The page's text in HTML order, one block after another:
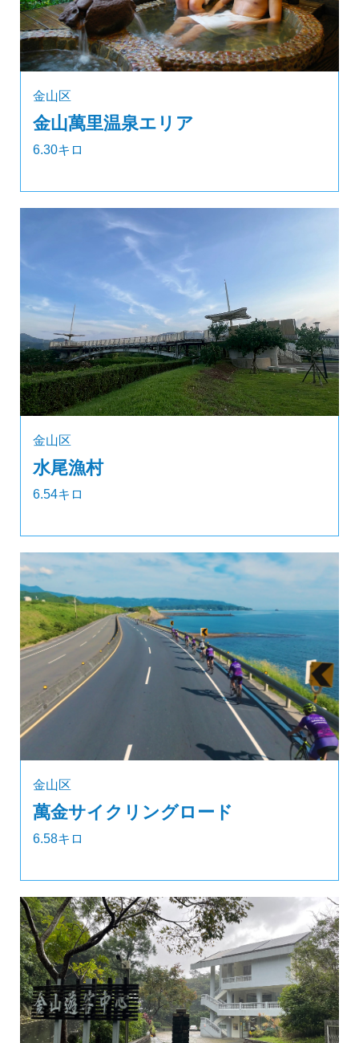
金山区
金山萬里温泉エリア
6.30キロ
金山区
水尾漁村
6.54キロ
金山区
萬金サイクリングロード
6.58キロ